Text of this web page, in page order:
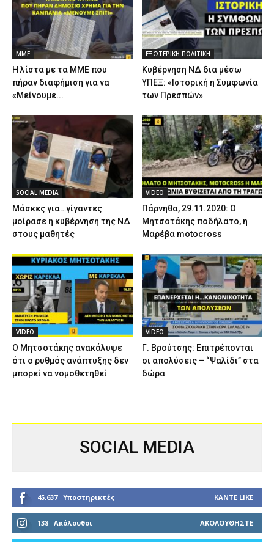
ΜΜΕ
Η λίστα με τα ΜΜΕ που
πήραν διαφήμιση για να
«Μείνουμε...
ΕΞΩΤΕΡΙΚΗ ΠΟΛΙΤΙΚΗ
Κυβέρνηση ΝΔ δια μέσω
ΥΠΕΞ: «Ιστορική η Συμφωνία
των Πρεσπών»
SOCIAL MEDIA
Μάσκες για…γίγαντες
μοίρασε η κυβέρνηση της ΝΔ
στους μαθητές
VIDEO
Πάρνηθα, 29.11.2020: Ο
Μητσοτάκης ποδήλατο, η
Μαρέβα motocross
VIDEO
Ο Μητσοτάκης ανακάλυψε
ότι ο ρυθμός ανάπτυξης δεν
μπορεί να νομοθετηθεί
VIDEO
Γ. Βρούτσης: Επιτρέπονται
οι απολύσεις – “Ψαλίδι” στα
δώρα
SOCIAL MEDIA
45,637 Υποστηρικτές ΚΆΝΤΕ LIKE
138 Ακόλουθοι ΑΚΟΛΟΥΘΉΣΤΕ